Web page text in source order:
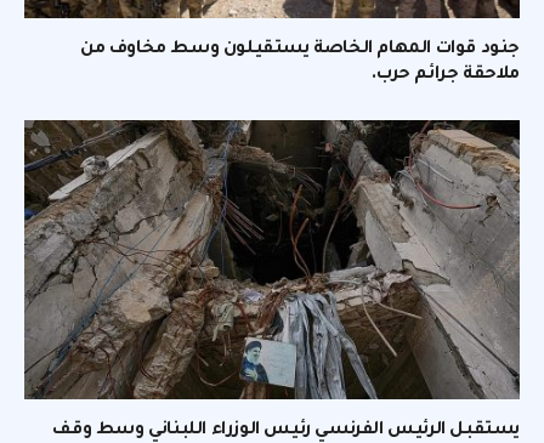
جنود قوات المهام الخاصة يستقيلون وسط مخاوف من
ملاحقة جرائم حرب.
يستقبل الرئيس الفرنسي رئيس الوزراء اللبناني وسط وقف